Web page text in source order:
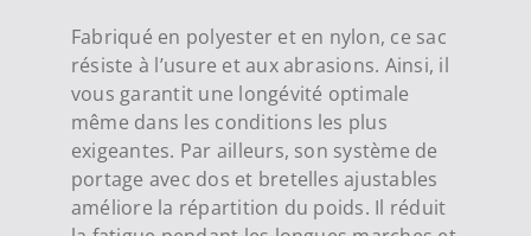
Fabriqué en polyester et en nylon, ce sac
résiste à l’usure et aux abrasions. Ainsi, il
vous garantit une longévité optimale
même dans les conditions les plus
exigeantes. Par ailleurs, son système de
portage avec dos et bretelles ajustables
améliore la répartition du poids. Il réduit